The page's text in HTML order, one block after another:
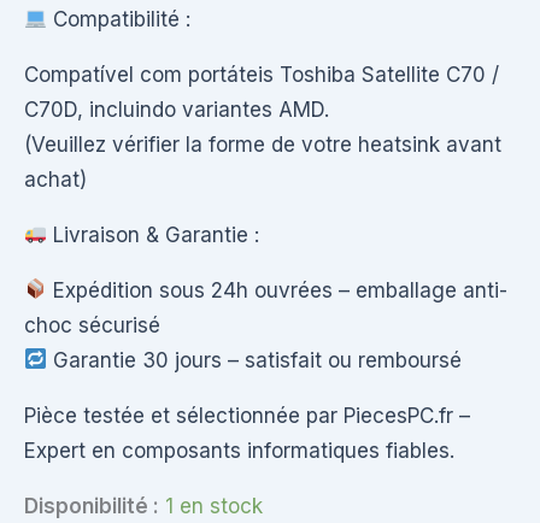
Compatibilité :
Compatível com portáteis Toshiba Satellite C70 /
C70D, incluindo variantes AMD.
(Veuillez vérifier la forme de votre heatsink avant
achat)
Livraison & Garantie :
Expédition sous 24h ouvrées – emballage anti-
choc sécurisé
Garantie 30 jours – satisfait ou remboursé
Pièce testée et sélectionnée par PiecesPC.fr –
Expert en composants informatiques fiables.
Disponibilité : 1 en stock